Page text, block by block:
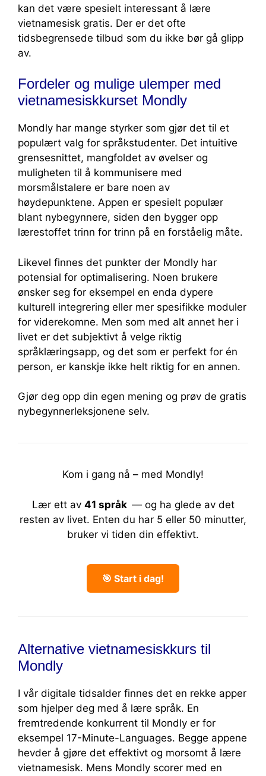
kan det være spesielt interessant å lære
vietnamesisk gratis. Der er det ofte
tidsbegrensede tilbud som du ikke bør gå glipp
av.
Fordeler og mulige ulemper med
vietnamesiskkurset Mondly
Mondly har mange styrker som gjør det til et
populært valg for språkstudenter. Det intuitive
grensesnittet, mangfoldet av øvelser og
muligheten til å kommunisere med
morsmålstalere er bare noen av
høydepunktene. Appen er spesielt populær
blant nybegynnere, siden den bygger opp
lærestoffet trinn for trinn på en forståelig måte.
Likevel finnes det punkter der Mondly har
potensial for optimalisering. Noen brukere
ønsker seg for eksempel en enda dypere
kulturell integrering eller mer spesifikke moduler
for viderekomne. Men som med alt annet her i
livet er det subjektivt å velge riktig
språklæringsapp, og det som er perfekt for én
person, er kanskje ikke helt riktig for en annen.
Gjør deg opp din egen mening og prøv de gratis
nybegynnerleksjonene selv.
Kom i gang nå – med Mondly!
Lær ett av 41 språk — og ha glede av det
resten av livet. Enten du har 5 eller 50 minutter,
bruker vi tiden din effektivt.
🎯 Start i dag!
Alternative vietnamesiskkurs til
Mondly
I vår digitale tidsalder finnes det en rekke apper
som hjelper deg med å lære språk. En
fremtredende konkurrent til Mondly er for
eksempel 17-Minute-Languages. Begge appene
hevder å gjøre det effektivt og morsomt å lære
vietnamesisk. Mens Mondly scorer med en